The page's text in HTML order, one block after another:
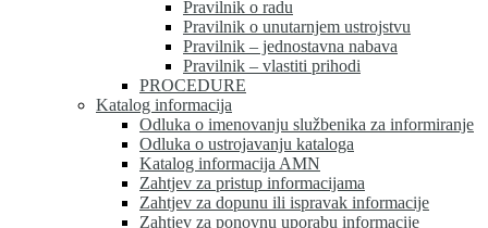
Pravilnik o radu
Pravilnik o unutarnjem ustrojstvu
Pravilnik – jednostavna nabava
Pravilnik – vlastiti prihodi
PROCEDURE
Katalog informacija
Odluka o imenovanju službenika za informiranje
Odluka o ustrojavanju kataloga
Katalog informacija AMN
Zahtjev za pristup informacijama
Zahtjev za dopunu ili ispravak informacije
Zahtjev za ponovnu uporabu informacije